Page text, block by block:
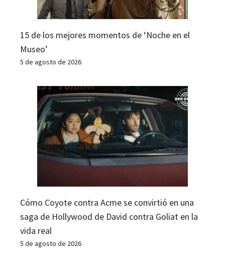
15 de los mejores momentos de ‘Noche en el
Museo’
5 de agosto de 2026
Cómo Coyote contra Acme se convirtió en una
saga de Hollywood de David contra Goliat en la
vida real
5 de agosto de 2026